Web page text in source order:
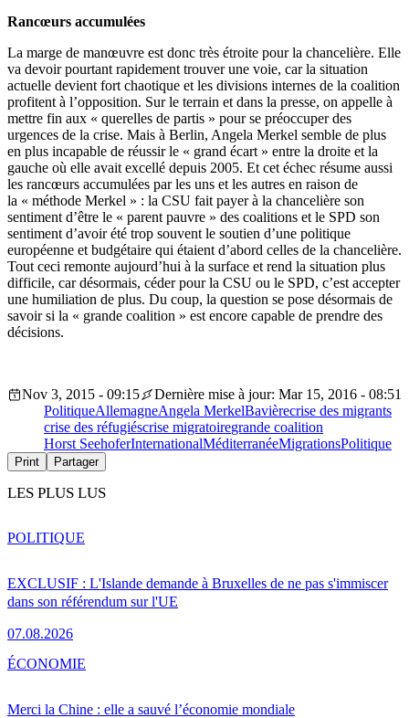
Rancœurs accumulées
La marge de manœuvre est donc très étroite pour la chancelière. Elle
va devoir pourtant rapidement trouver une voie, car la situation
actuelle devient fort chaotique et les divisions internes de la coalition
profitent à l’opposition. Sur le terrain et dans la presse, on appelle à
mettre fin aux « querelles de partis » pour se préoccuper des
urgences de la crise. Mais à Berlin, Angela Merkel semble de plus
en plus incapable de réussir le « grand écart » entre la droite et la
gauche où elle avait excellé depuis 2005. Et cet échec résume aussi
les rancœurs accumulées par les uns et les autres en raison de
la « méthode Merkel » : la CSU fait payer à la chancelière son
sentiment d’être le « parent pauvre » des coalitions et le SPD son
sentiment d’avoir été trop souvent le soutien d’une politique
européenne et budgétaire qui étaient d’abord celles de la chancelière.
Tout ceci remonte aujourd’hui à la surface et rend la situation plus
difficile, car désormais, céder pour la CSU ou le SPD, c’est accepter
une humiliation de plus. Du coup, la question se pose désormais de
savoir si la « grande coalition » est encore capable de prendre des
décisions.
Nov 3, 2015 - 09:15
Dernière mise à jour: Mar 15, 2016 - 08:51
PolitiqueAllemagneAngela MerkelBavièrecrise des migrants
crise des réfugiéscrise migratoiregrande coalition
Horst SeehoferInternationalMéditerranéeMigrationsPolitique
Print Partager
LES PLUS LUS
EXCLUSIF : L'Islande demande à Bruxelles de ne pas s'immiscer
dans son référendum sur l'UE
07.08.2026
POLITIQUE
Merci la Chine : elle a sauvé l’économie mondiale
ÉCONOMIE